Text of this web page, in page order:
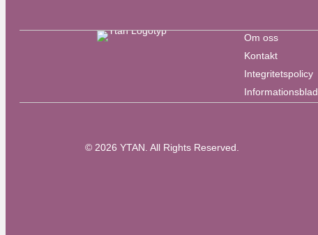
Om oss
Kontakt
Integritetspolicy
Informationsblad
© 2026 YTAN. All Rights Reserved.